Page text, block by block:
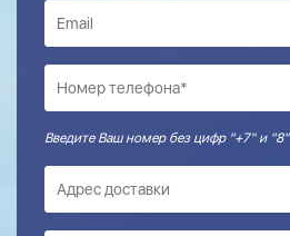
Введите Ваш номер без цифр "+7" и "8"